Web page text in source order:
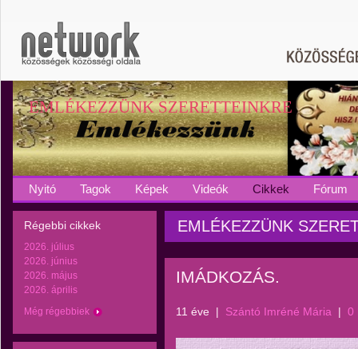
EMLÉKEZZÜNK SZERETTEINKRE
Nyitó Tagok Képek Videók Cikkek Fórum
Régebbi cikkek
2026. július
2026. június
2026. május
2026. április
Még régebbiek
EMLÉKEZZÜNK
IMÁDKOZÁS.
11 éve | Szántó Imréné Mária | 0